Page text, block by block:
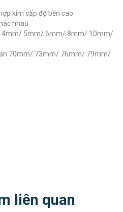
kim cấp độ bền cao
nhau
4mm/ 5mm/ 6mm/ 8mm/ 10mm/
70mm/ 73mm/ 76mm/ 79mm/
liên quan